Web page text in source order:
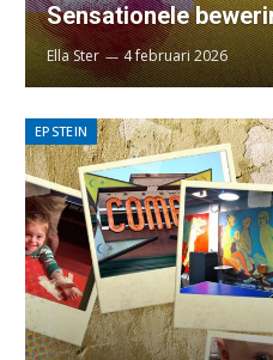
Sensationele
Ella Ster 4 februari 2026
EPSTEIN